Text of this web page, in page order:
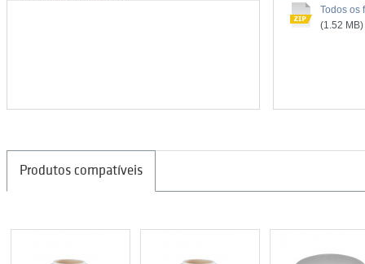
Todos os
(1.52 MB)
Produtos compatíveis